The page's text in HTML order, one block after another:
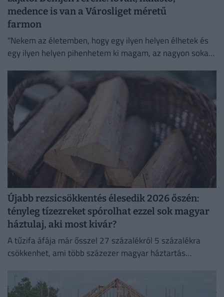
medence is van a Városliget méretű
farmon
"Nekem az életemben, hogy egy ilyen helyen élhetek és
egy ilyen helyen pihenhetem ki magam, az nagyon sokat
természetbe."
Újabb rezsicsökkentés élesedik 2026 őszén:
tényleg tízezreket spórolhat ezzel sok magyar
háztulaj, aki most kivár?
A tűzifa áfája már ősszel 27 százalékról 5 százalékra
csökkenhet, ami több százezer magyar háztartás